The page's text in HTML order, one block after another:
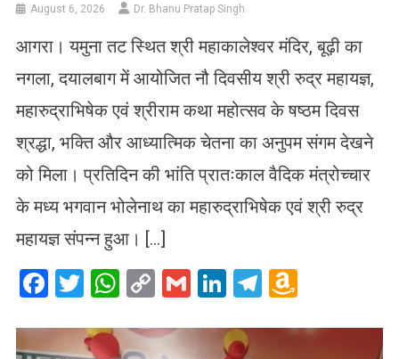
August 6, 2026 Dr. Bhanu Pratap Singh
आगरा। यमुना तट स्थित श्री महाकालेश्वर मंदिर, बूढ़ी का
नगला, दयालबाग में आयोजित नौ दिवसीय श्री रुद्र महायज्ञ,
महारुद्राभिषेक एवं श्रीराम कथा महोत्सव के षष्ठम दिवस
श्रद्धा, भक्ति और आध्यात्मिक चेतना का अनुपम संगम देखने
को मिला। प्रतिदिन की भांति प्रातःकाल वैदिक मंत्रोच्चार
के मध्य भगवान भोलेनाथ का महारुद्राभिषेक एवं श्री रुद्र
महायज्ञ संपन्न हुआ। […]
Facebook
Twitter
WhatsApp
CopyGmailLinkedIn
Telegram
List